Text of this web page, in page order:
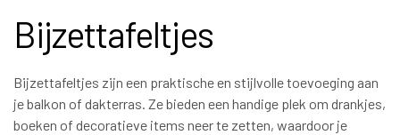
Bijzettafeltjes
Bijzettafeltjes zijn een praktische en stijlvolle toevoeging aan
je balkon of dakterras. Ze bieden een handige plek om drankjes,
boeken of decoratieve items neer te zetten, waardoor je